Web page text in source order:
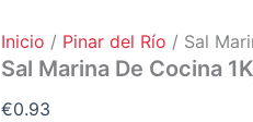
Inicio / Pinar del Río / Sal
Sal Marina De Cocina
€0.93